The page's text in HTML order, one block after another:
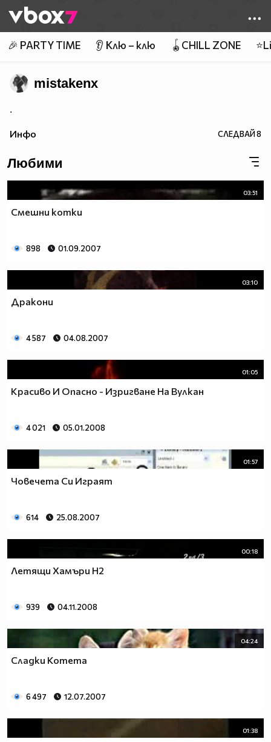
👾
🎉 PARTY TIME 👂 Клю – клю 🪀CHILL ZONE
mistakenx
.
Инфо СЛЕДВАЙ8
Любими
03:51
Смешни котки
898 01.09.2007
03:10
Дракони
4 587 04.08.2007
01:05
Красиво И Опасно - Изригване На Вулкан
4 021 05.01.2008
01:57
Човечета Си Играят
614 25.08.2007
00:18
Летящи Хамъри H2
939 04.11.2008
04:24
Сладки Котета
6 497 12.07.2007
01:38